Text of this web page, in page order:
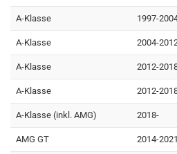
A-Klasse 1997-
A-Klasse 2004-
A-Klasse 2012-
A-Klasse 2012-
A-Klasse (inkl. AMG) 2018-
AMG GT 2014-2021